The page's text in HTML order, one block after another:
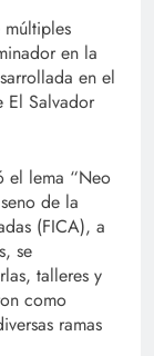
en la
en el
El Salvador
el lema “Neo
de la
(FICA), a
se
talleres y
como
ramas